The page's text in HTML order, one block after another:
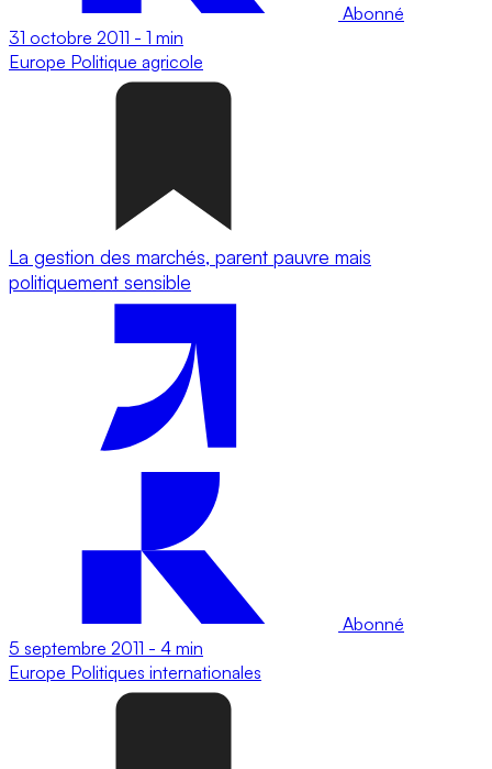
Abonné
31 octobre 2011 - 1 min
Europe Politique agricole
La gestion des marchés, parent pauvre mais
politiquement sensible
Abonné
5 septembre 2011 - 4 min
Europe Politiques internationales